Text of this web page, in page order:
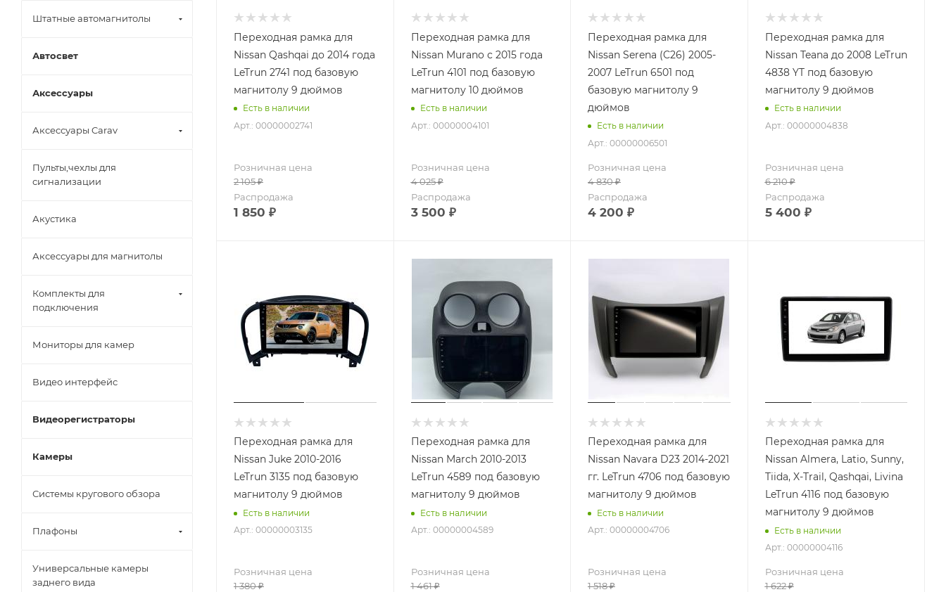
Переходная рамка для
Nissan Qashqai до 2014 года
LeTrun 2741 под базовую
магнитолу 9 дюймов
Есть в наличии
Арт.: 00000002741
Розничная цена
2 105₽
Распродажа
1 850 ₽
Переходная рамка для
Nissan Murano с 2015 года
LeTrun 4101 под базовую
магнитолу 10 дюймов
Есть в наличии
Арт.: 00000004101
Розничная цена
4 025₽
Распродажа
3 500 ₽
Переходная рамка для
Nissan Serena (C26) 2005-
2007 LeTrun 6501 под
базовую магнитолу 9
дюймов
Есть в наличии
Арт.: 00000006501
Розничная цена
4 830₽
Распродажа
4 200 ₽
Переходная рамка для
Nissan Teana до 2008 LeTrun
4838 YT под базовую
магнитолу 9 дюймов
Есть в наличии
Арт.: 00000004838
Розничная цена
6 210₽
Распродажа
5 400 ₽
Переходная рамка для
Nissan Juke 2010-2016
LeTrun 3135 под базовую
магнитолу 9 дюймов
Есть в наличии
Арт.: 00000003135
Розничная цена
1 380₽
Переходная рамка для
Nissan March 2010-2013
LeTrun 4589 под базовую
магнитолу 9 дюймов
Есть в наличии
Арт.: 00000004589
Розничная цена
1 461₽
Переходная рамка для
Nissan Navara D23 2014-2021
гг. LeTrun 4706 под базовую
магнитолу 9 дюймов
Есть в наличии
Арт.: 00000004706
Розничная цена
1 518₽
Переходная рамка для
Nissan Almera, Latio, Sunny,
Tiida, X-Trail, Qashqai, Livina
LeTrun 4116 под базовую
магнитолу 9 дюймов
Есть в наличии
Арт.: 00000004116
Розничная цена
1 622₽
Штатные автомагнитолы
Автосвет
Аксессуары
Аксессуары Carav
Пульты,чехлы для
сигнализации
Акустика
Аксессуары для магнитолы
Комплекты для
подключения
Мониторы для камер
Видео интерфейс
Видеорегистраторы
Камеры
Системы кругового обзора
Плафоны
Универсальные камеры
заднего вида